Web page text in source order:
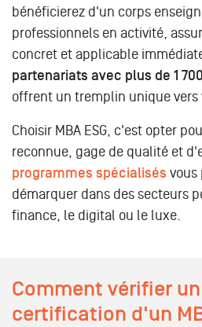
bénéficierez d'un corps
professionnels en activité,
concret et applicable
partenariats avec plus de 1
offrent un tremplin unique
Choisir MBA ESG, c'est opter
reconnue, gage de qualité et
programmes spécialisés vous
démarquer dans des secteurs
finance, le digital ou le luxe.
Comment vérifier
certification d'un